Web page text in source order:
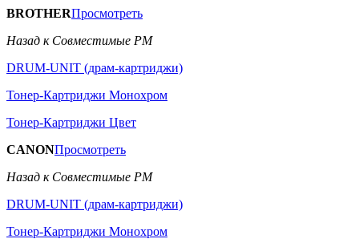
BROTHERПросмотреть
Назад к Совместимые РМ
DRUM-UNIT (драм-картриджи)
Тонер-Картриджи Монохром
Тонер-Картриджи Цвет
CANONПросмотреть
Назад к Совместимые РМ
DRUM-UNIT (драм-картриджи)
Тонер-Картриджи Монохром